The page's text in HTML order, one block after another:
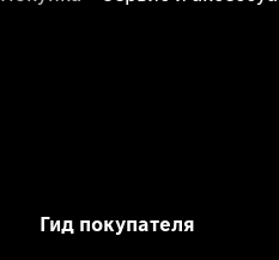
Гид покупателя